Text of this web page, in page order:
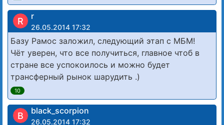
R r
26.05.2014 17:32
Базу Рамос заложил, следующий этап с МБМ!
Чёт уверен, что все получиться, главное чтоб в
стране все успокоилось и можно будет
трансферный рынок шарудить .)
10
B black_scorpion
26.05.2014 17:32